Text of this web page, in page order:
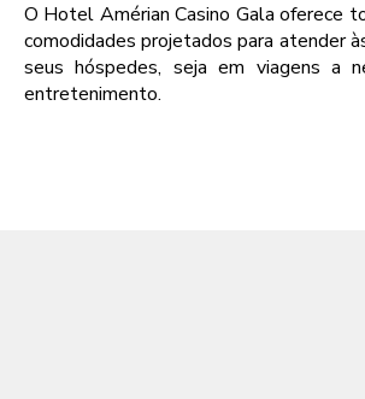
O Hotel Amérian Casino Gala oferece
comodidades projetados para atender
seus hóspedes, seja em viagens a
entretenimento.